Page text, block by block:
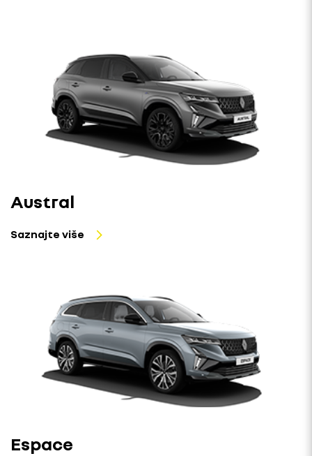
Austral
Saznajte više
Espace